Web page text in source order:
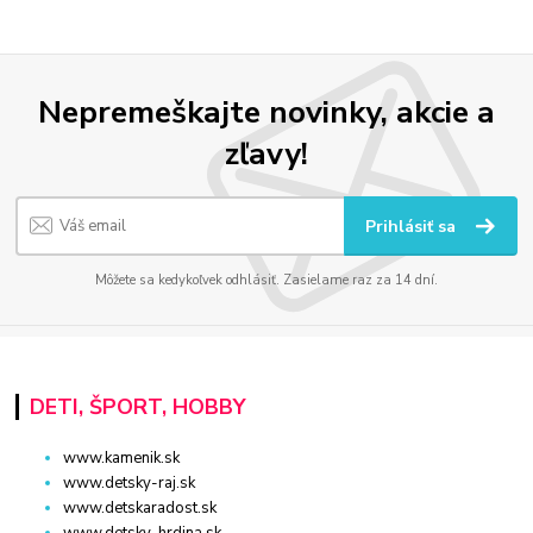
Nepremeškajte novinky, akcie a
zľavy!
Prihlásiť sa
Môžete sa kedykoľvek odhlásiť. Zasielame raz za 14 dní.
DETI, ŠPORT, HOBBY
www.kamenik.sk
www.detsky-raj.sk
www.detskaradost.sk